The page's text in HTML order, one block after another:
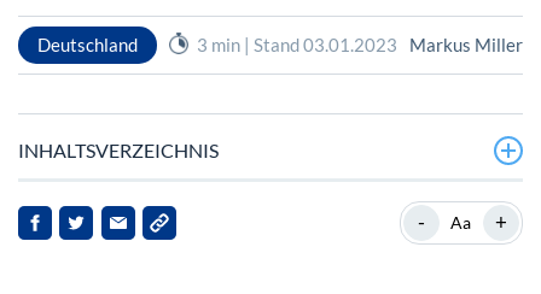
Deutschland 3 min | Stand 03.01.2023 Markus Miller
INHALTSVERZEICHNIS
Die Ausprägungen der Internet-Kriminalität sind
vielschichtig
- Aa +